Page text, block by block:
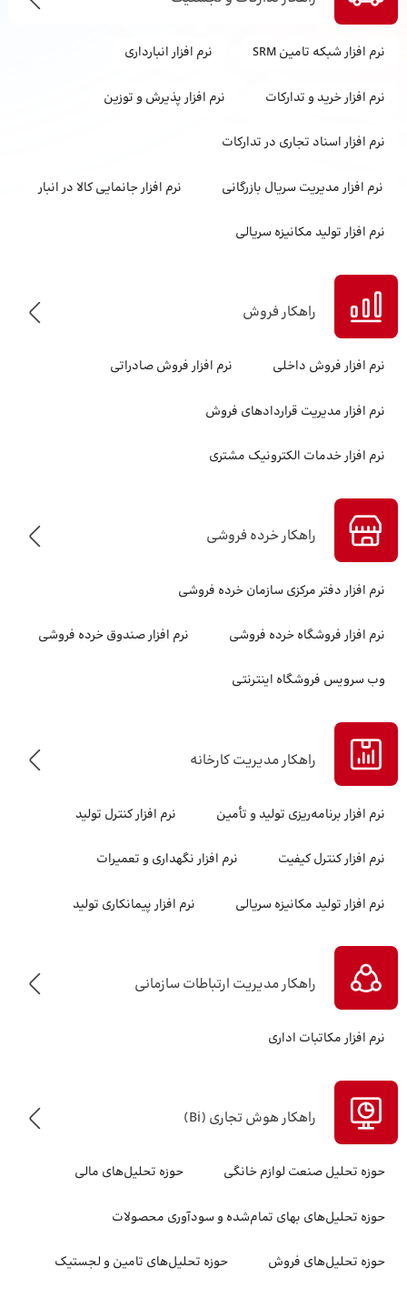
نرم افزار شبکه تامین SRM نرم افزار انبارداری
نرم‌ افزار خرید و تدارکات نرم افزار پذیرش و توزین
نرم افزار اسناد تجاری در تدارکات
نرم افزار مدیریت سریال بازرگانی نرم افزار جانمایی کالا در انبار
نرم افزار تولید مکانیزه سریالی
راهکار فروش
نرم افزار فروش داخلی نرم افزار فروش صادراتی
نرم افزار مدیریت قراردادهای فروش
نرم افزار خدمات الکترونیک مشتری
راهکار خرده فروشی
نرم افزار دفتر مرکزی سازمان خرده فروشی
نرم افزار فروشگاه خرده فروشی نرم افزار صندوق خرده فروشی
وب سرویس فروشگاه اینترنتی
راهکار مدیریت کارخانه
نرم افزار برنامه‌ریزی تولید و تأمین نرم افزار کنترل تولید
نرم افزار کنترل کیفیت نرم افزار نگهداری و تعمیرات
نرم افزار تولید مکانیزه سریالی نرم افزار پیمانکاری تولید
راهکار مدیریت ارتباطات سازمانی
نرم افزار مکاتبات اداری
راهکار هوش تجاری (Bi)
حوزه تحلیل صنعت لوازم خانگی حوزه تحلیل‌های مالی
حوزه تحلیل‌های بهای تمام‌شده و سودآوری محصولات
حوزه تحلیل‌های فروش حوزه تحلیل‌های تامین و لجستیک